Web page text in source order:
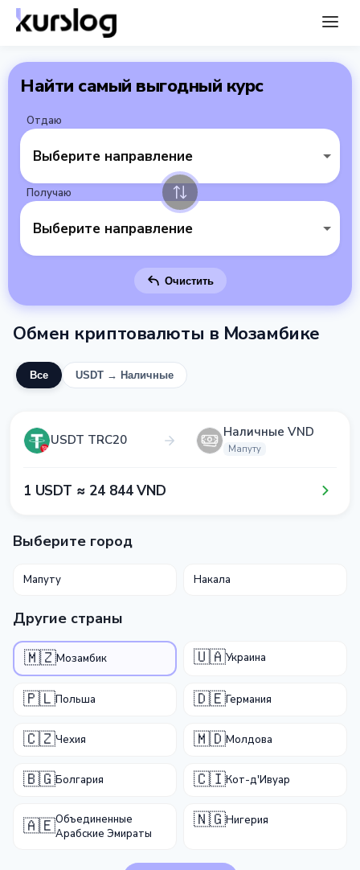
Найти самый выгодный курс
Отдаю
Выберите направление
Получаю
Выберите направление
Очистить
Обмен криптовалюты в Мозамбике
Все USDT → Наличные
USDT TRC20 Наличные VND
Мапуту
1​ USDT ≈ 2​4​ 8​4​4​ VND
Выберите город
Мапуту Накала
Другие страны
🇲🇿Мозамбик 🇺🇦Украина
🇵🇱Польша 🇩🇪Германия
🇨🇿Чехия 🇲🇩Молдова
🇧🇬Болгария 🇨🇮Кот-д'Ивуар
🇦🇪Объединенные
Арабские Эмираты
🇳🇬Нигерия